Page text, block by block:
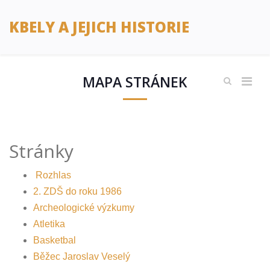
KBELY A JEJICH HISTORIE
MAPA STRÁNEK
Stránky
Rozhlas
2. ZDŠ do roku 1986
Archeologické výzkumy
Atletika
Basketbal
Běžec Jaroslav Veselý